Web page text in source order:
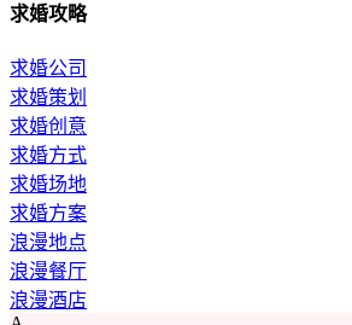
求婚攻略
求婚公司
求婚策划
求婚创意
求婚方式
求婚场地
求婚方案
浪漫地点
浪漫餐厅
浪漫酒店